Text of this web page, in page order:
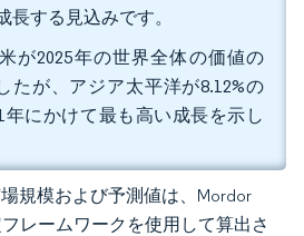
長する見込みです。
が2025年の世界全体の価値の
たが、アジア太平洋が8.12%の
年にかけて最も高い成長を示し
規模および予測値は、Mordor
レームワークを使用して算出さ